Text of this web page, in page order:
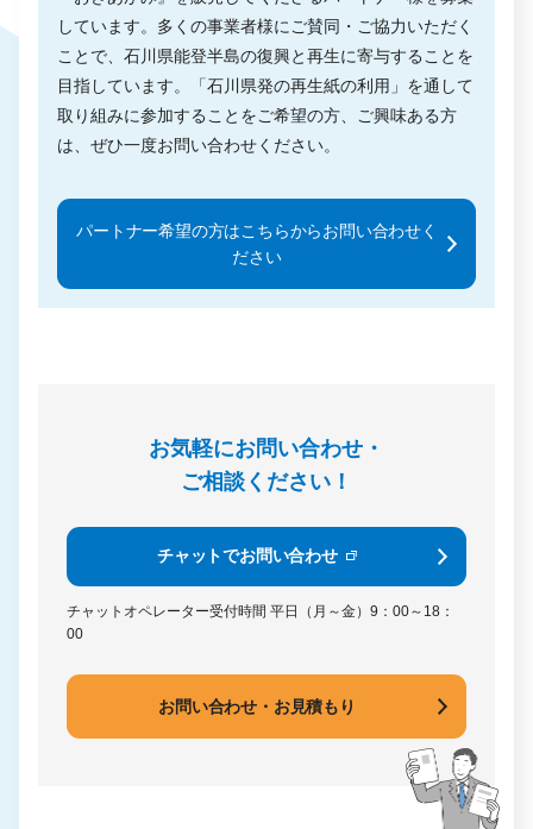
しています。多くの事業者様にご賛同・ご協力いただく
ことで、石川県能登半島の復興と再生に寄与することを
目指しています。「石川県発の再生紙の利用」を通して
取り組みに参加することをご希望の方、ご興味ある方
は、ぜひ一度お問い合わせください。
パートナー希望の方はこちらからお問い合わせく
ださい
お気軽にお問い合わせ・
ご相談ください！
チャットでお問い合わせ
チャットオペレーター受付時間 平日（月～金）9：00～18：
00
お問い合わせ・お見積もり